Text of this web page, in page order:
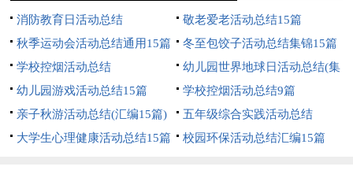
消防教育日活动总结
敬老爱老活动总结15篇
秋季运动会活动总结通用15篇
冬至包饺子活动总结集锦15篇
学校控烟活动总结
幼儿园世界地球日活动总结(集
合12篇)
幼儿园游戏活动总结15篇
学校控烟活动总结9篇
亲子秋游活动总结(汇编15篇)
五年级综合实践活动总结
大学生心理健康活动总结15篇
校园环保活动总结汇编15篇